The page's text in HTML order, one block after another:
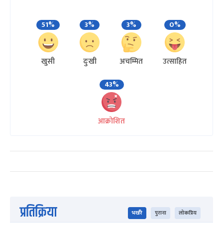
51%
खुसी
3%
दुःखी
3%
अचम्मित
0%
उत्साहित
43%
आक्रोशित
प्रतिक्रिया भर्खरै पुराना लोकप्रिय